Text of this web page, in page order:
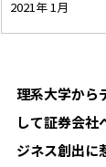
2021年 1月
理系大学から
して証券会社
ジネス創出に